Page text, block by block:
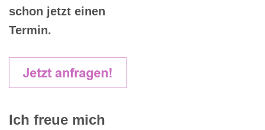
schon jetzt einen
Termin.
Ich freue mich